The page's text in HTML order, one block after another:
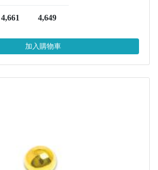
4,661 4,649
加入購物車